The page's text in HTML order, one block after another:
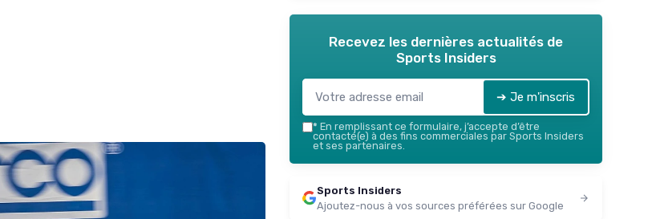
Voir l'offre
Recevez les dernières actualités de
Sports Insiders
➔ Je m'inscris
* En remplissant ce formulaire, j’accepte d’être
contacté(e) à des fins commerciales par Sports Insiders
et ses partenaires.
Sports Insiders
Ajoutez-nous à vos sources préférées sur Google